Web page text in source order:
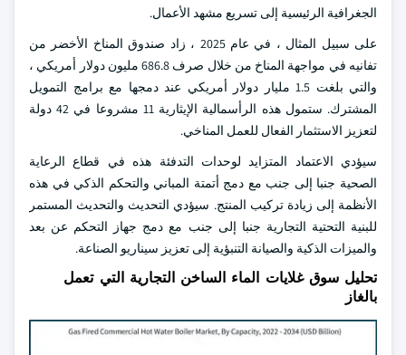
الجغرافية الرئيسية إلى تسريع مشهد الأعمال.
على سبيل المثال ، في عام 2025 ، زاد صندوق المناخ الأخضر من
تفانيه في مواجهة المناخ من خلال صرف 686.8 مليون دولار أمريكي ،
والتي بلغت 1.5 مليار دولار أمريكي عند دمجها مع برامج التمويل
المشترك. ستمول هذه الرأسمالية الإيثارية 11 مشروعا في 42 دولة
لتعزيز الاستثمار الفعال للعمل المناخي.
سيؤدي الاعتماد المتزايد لوحدات التدفئة هذه في قطاع الرعاية
الصحية جنبا إلى جنب مع دمج أتمتة المباني والتحكم الذكي في هذه
الأنظمة إلى زيادة تركيب المنتج. سيؤدي التحديث والتحديث المستمر
للبنية التحتية التجارية جنبا إلى جنب مع دمج جهاز التحكم عن بعد
والميزات الذكية والصيانة التنبؤية إلى تعزيز سيناريو الصناعة.
تحليل سوق غلايات الماء الساخن التجارية التي تعمل
بالغاز